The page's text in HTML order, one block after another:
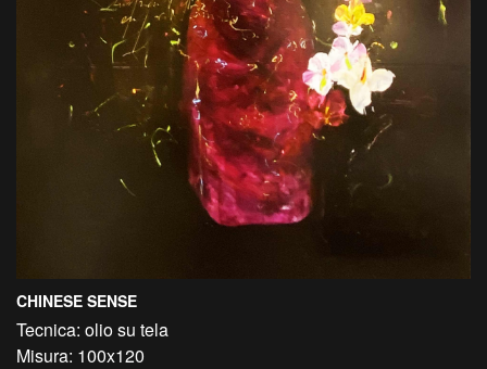
CHINESE SENSE
Tecnica: olio su tela
Misura: 100x120